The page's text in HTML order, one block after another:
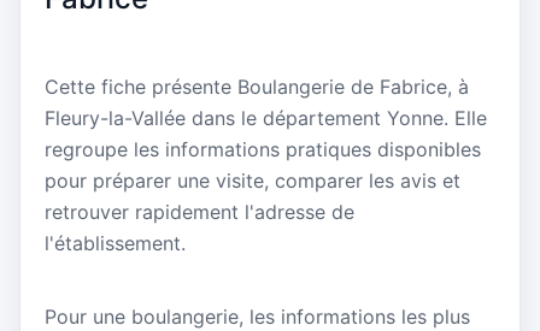
Cette fiche présente Boulangerie de Fabrice, à
Fleury-la-Vallée dans le département Yonne. Elle
regroupe les informations pratiques disponibles
pour préparer une visite, comparer les avis et
retrouver rapidement l'adresse de
l'établissement.
Pour une boulangerie, les informations les plus